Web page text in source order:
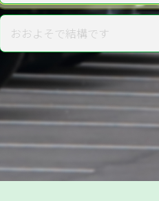
の査定を提案。
取!
おおよそで結構です